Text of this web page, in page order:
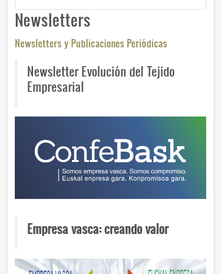
Newsletters
Newsletters y Publicaciones Periódicas
Newsletter Evolución del Tejido
Empresarial
Empresa vasca: creando valor